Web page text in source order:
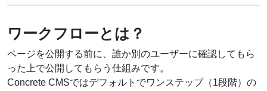
ワークフローとは？
ページを公開する前に、誰か別のユーザーに確認してもら
った上で公開してもらう仕組みです。
Concrete CMSではデフォルトでワンステップ（1段階）の